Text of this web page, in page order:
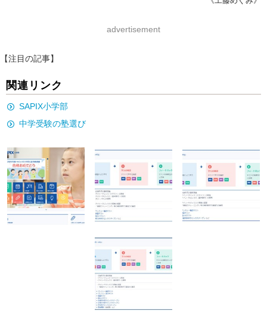
advertisement
【注目の記事】
関連リンク
SAPIX小学部
中学受験の塾選び